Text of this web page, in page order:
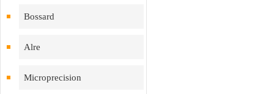
Bossard
Alre
Microprecision